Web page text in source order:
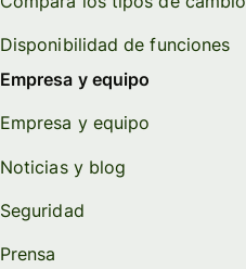
Disponibilidad de funciones
Empresa y equipo
Empresa y equipo
Noticias y blog
Seguridad
Prensa